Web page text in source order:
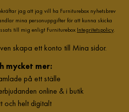
jag att jag vill ha Furniturebox nyhetsbrev
mina personuppgifter för att kunna skicka
till mig enligt Furniturebox Integritetspolicy.
skapa ett konto till Mina sidor.
mycket mer:
på ett ställe
online & i butik
och helt digitalt